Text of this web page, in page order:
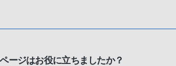
ージはお役に立ちましたか？